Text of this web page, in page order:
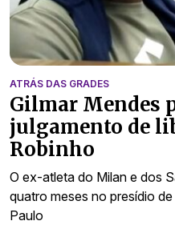
ATRÁS DAS GRADES
Gilmar Mendes
julgamento de
Robinho
O ex-atleta do Milan e dos
quatro meses no presídio
Paulo